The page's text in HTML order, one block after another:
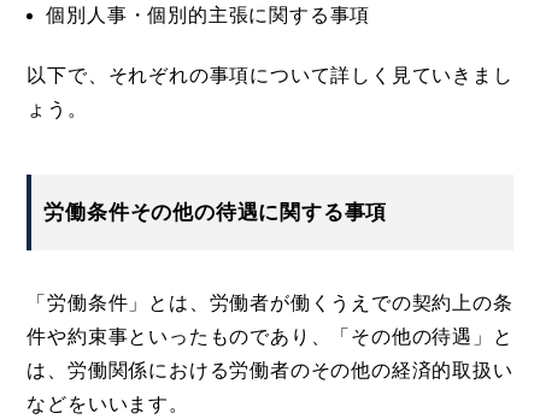
個別人事・個別的主張に関する事項
以下で、それぞれの事項について詳しく見ていきまし
ょう。
労働条件その他の待遇に関する事項
「労働条件」とは、労働者が働くうえでの契約上の条
件や約束事といったものであり、「その他の待遇」と
は、労働関係における労働者のその他の経済的取扱い
などをいいます。